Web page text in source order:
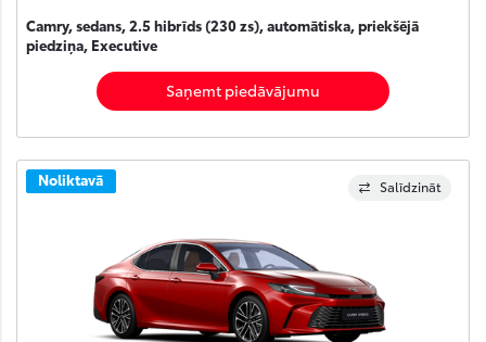
Camry, sedans, 2.5 hibrīds (230 zs), automātiska, priekšējā
piedziņa, Executive
Saņemt piedāvājumu
Salīdzināt
Noliktavā